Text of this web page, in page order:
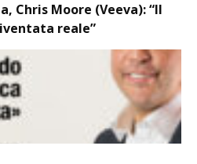
Chris Moore (Veeva): “Il
reale”